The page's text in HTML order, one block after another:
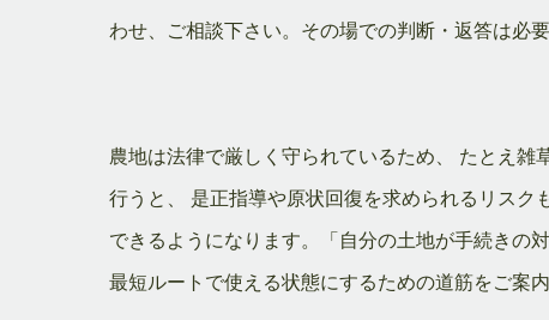
わせ、ご相談下さい。その場での判断・返答は必
農地は法律で厳しく守られているため、 たとえ
行うと、 是正指導や原状回復を求められるリスク
できるようになります。「自分の土地が手続きの
最短ルートで使える状態にするための道筋をご案内